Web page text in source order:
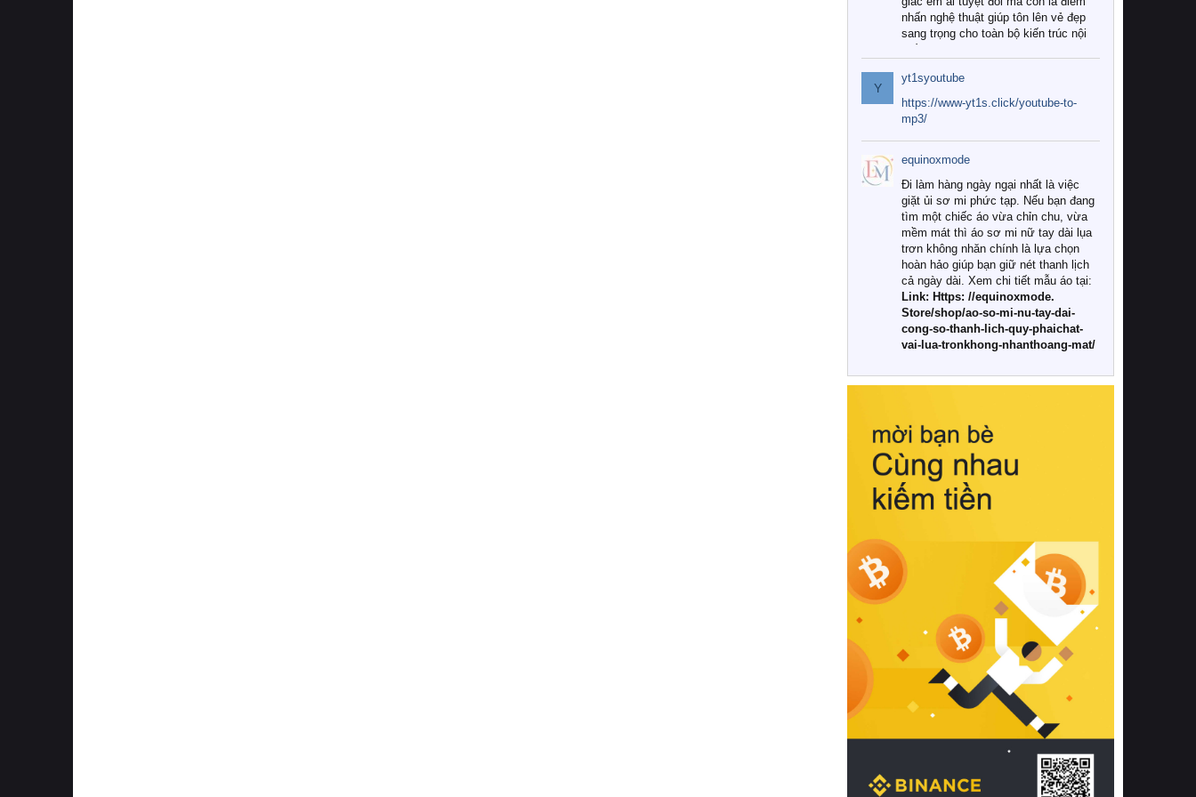
nhấn nghệ thuật giúp tôn lên vẻ đẹp
sang trọng cho toàn bộ kiến trúc nội
Tuy nhiên, giữa thị trường đa dạng
với vô vàn thương hiệu và mẫu mã
như hiện nay, làm thế nào để chọn
được những bộ chăn ga gối đệm cao
cấp thực sự chất lượng, phù hợp với
khí hậu và nhu cầu sử dụng của gia
đình? Hãy cùng chúng tôi đi tìm lời
giải đáp chi tiết qua bài viết dưới đây.
1. Tại sao các gia đình hiện đại lại ưa
chuộng chăn ga gối đệm cao cấp?
Khác với các dòng sản phẩm thông
thường, những bộ chăn ga gối đệm
cao cấp trải qua quy trình sản xuất
nghiêm ngặt từ khâu chọn lọc nguyên
liệu tự nhiên đến công nghệ dệt
nhuộm hiện đại không chứa hóa chất
này, bạn sẽ cảm nhận rõ rệt sự khác
hồi chuẩn xác của phần đệm nâng đỡ
cột sống.
Bên cạnh đó, việc lựa chọn các dòng
sản phẩm đạt chuẩn chất lượng quốc
tế còn giúp ngăn ngừa tình trạng kích
khuẩn và nấm mốc trong điều kiện
thời tiết nóng ẩm. Bạn có thể tìm hiểu
thêm các nghiên cứu khoa học về tác
động của giấc ngủ và môi trường
phòng ngủ đối với sức khỏe con
người tại Sleep Foundation (External
Link) để có cái nhìn toàn diện hơn.
2. Các tiêu chí vàng khi lựa chọn
chăn ga gối đệm cao cấp cho phòng
ngủ
Để sở hữu một bộ chăn ga gối đệm
cao cấp hoàn hảo cả về thẩm mỹ lẫn
công năng, người tiêu dùng cần cân
nhắc kỹ lưỡng các tiêu chí quan trọng
Y
yt1syoutube
https://www-yt1s.click/youtube-to-
mp3/
equinoxmode
Đi làm hàng ngày ngại nhất là việc
giặt ủi sơ mi phức tạp. Nếu bạn đang
tìm một chiếc áo vừa chỉn chu, vừa
mềm mát thì áo sơ mi nữ tay dài lụa
trơn không nhăn chính là lựa chọn
hoàn hảo giúp bạn giữ nét thanh lịch
cả ngày dài. Xem chi tiết mẫu áo tại:
Link: Https: //equinoxmode.
Store/shop/ao-so-mi-nu-tay-dai-
cong-so-thanh-lich-quy-phaichat-
vai-lua-tronkhong-nhanthoang-mat/